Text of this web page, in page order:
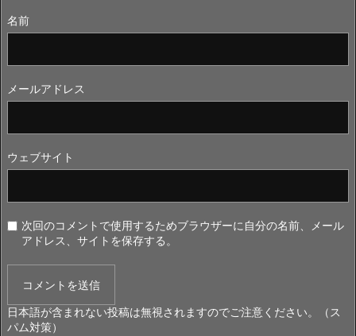
名前
メールアドレス
ウェブサイト
次回のコメントで使用するためブラウザーに自分の名前、メール
アドレス、サイトを保存する。
日本語が含まれない投稿は無視されますのでご注意ください。（ス
パム対策）